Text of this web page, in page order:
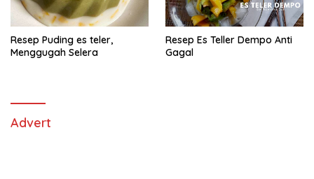
Resep Puding es teler,
Menggugah Selera
Resep Es Teller Dempo Anti
Gagal
Advert